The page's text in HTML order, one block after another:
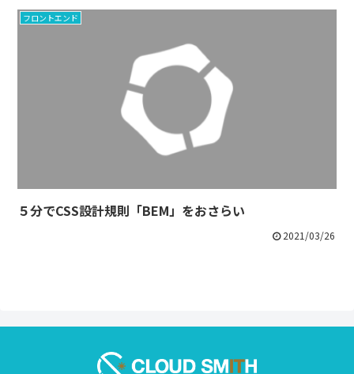
フロントエンド
５分でCSS設計規則「BEM」をおさらい
2021/03/26